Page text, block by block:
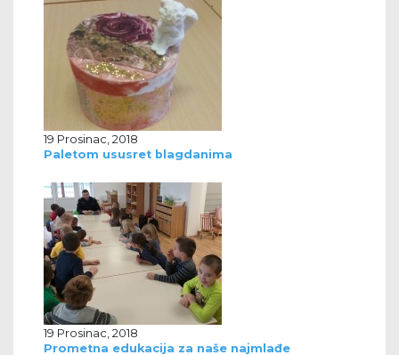
19 Prosinac, 2018
Paletom ususret blagdanima
19 Prosinac, 2018
Prometna edukacija za naše najmlađe